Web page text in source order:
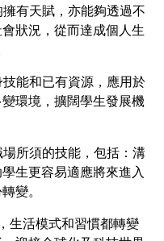
有天賦，亦能夠透過不
狀況，從而達成個人生
能和已有資源，應用於
環境，擴闊學生發展機
所須的技能，包括：溝
生更容易適應將來進入
變。
生活模式和習慣都轉變